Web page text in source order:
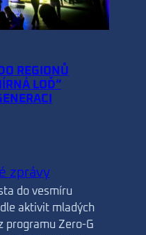
REGIONŮ
LOĎ“
zprávy
do vesmíru
aktivit mladých
programu Zero-G